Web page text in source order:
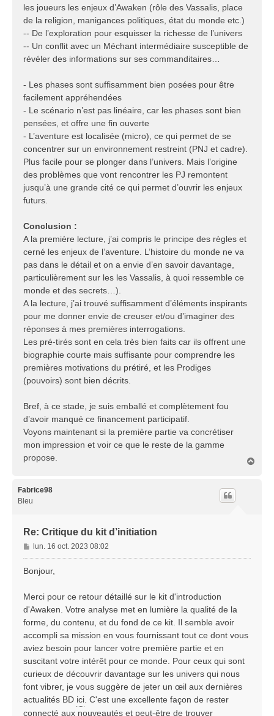
les joueurs les enjeux d’Awaken (rôle des Vassalis, place
de la religion, manigances politiques, état du monde etc.)
-- De l’exploration pour esquisser la richesse de l’univers
-- Un conflit avec un Méchant intermédiaire susceptible de
révéler des informations sur ses commanditaires…
- Les phases sont suffisamment bien posées pour être
facilement appréhendées
- Le scénario n’est pas linéaire, car les phases sont bien
pensées, et offre une fin ouverte
- L’aventure est localisée (micro), ce qui permet de se
concentrer sur un environnement restreint (PNJ et cadre).
Plus facile pour se plonger dans l’univers. Mais l’origine
des problèmes que vont rencontrer les PJ remontent
jusqu’à une grande cité ce qui permet d’ouvrir les enjeux
futurs.
Conclusion :
A la première lecture, j’ai compris le principe des règles et
cerné les enjeux de l’aventure. L’histoire du monde ne va
pas dans le détail et on a envie d’en savoir davantage,
particulièrement sur les les Vassalis, à quoi ressemble ce
monde et des secrets…).
A la lecture, j’ai trouvé suffisamment d’éléments inspirants
pour me donner envie de creuser et/ou d’imaginer des
réponses à mes premières interrogations.
Les pré-tirés sont en cela très bien faits car ils offrent une
biographie courte mais suffisante pour comprendre les
premières motivations du prétiré, et les Prodiges
(pouvoirs) sont bien décrits.
Bref, à ce stade, je suis emballé et complètement fou
d’avoir manqué ce financement participatif.
Voyons maintenant si la première partie va concrétiser
mon impression et voir ce que le reste de la gamme
propose.
Fabrice98
Bleu
Re: Critique du kit d’initiation
M
e
s
g
e
lun. 16 oct. 2023 08:02
Bonjour,
Merci pour ce retour détaillé sur le kit d'introduction
d'Awaken. Votre analyse met en lumière la qualité de la
forme, du contenu, et du fond de ce kit. Il semble avoir
accompli sa mission en vous fournissant tout ce dont vous
aviez besoin pour lancer votre première partie et en
suscitant votre intérêt pour ce monde. Pour ceux qui sont
curieux de découvrir davantage sur les univers qui nous
font vibrer, je vous suggère de jeter un œil aux dernières
actualités BD ici. C'est une excellente façon de rester
connecté aux nouveautés et peut-être de trouver